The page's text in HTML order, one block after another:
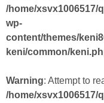
/home/
wp-
content/themes/
keni/common/
Warning: Attempt to
/home/